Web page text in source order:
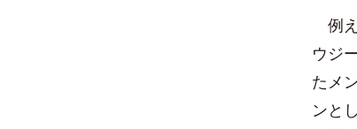
例え
ウジ
たメ
ンと